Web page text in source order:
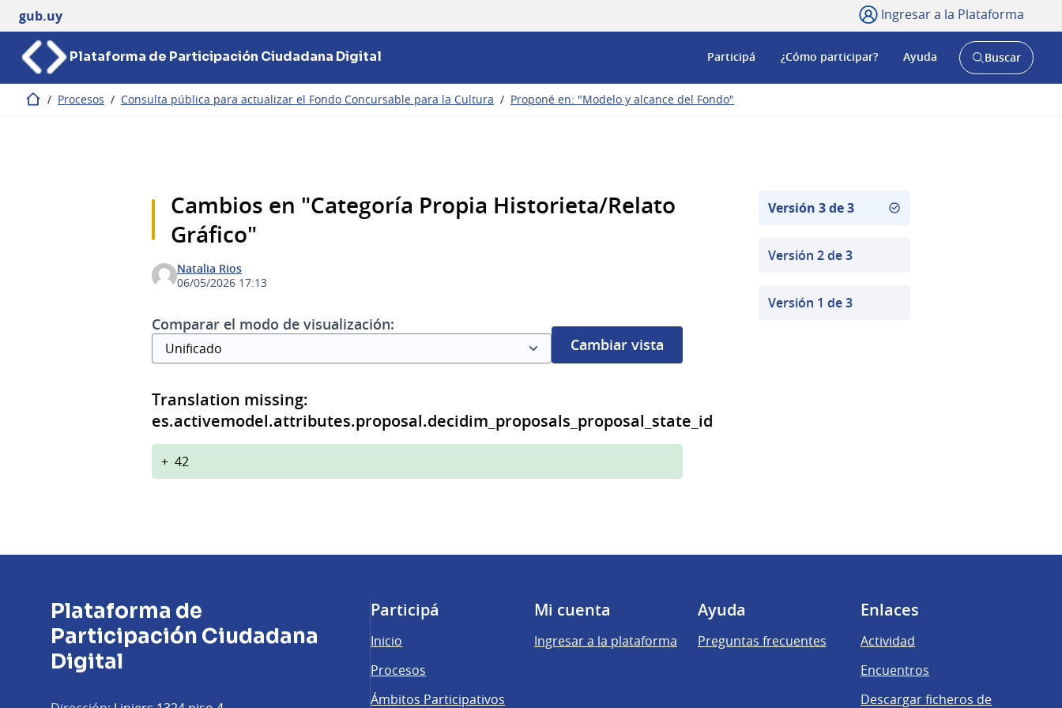
gub.uy Ingresar a la Plataforma
Plataforma de Participación Ciudadana Digital Participá ¿Cómo participar? Ayuda
AbrirBuscar
Inicio / Procesos / Consulta pública para actualizar el Fondo Concursable para la Cultura / Proponé en: "Modelo y alcance del Fondo"
Cambios en "Categoría Propia Historieta/Relato
Gráfico"
Natalia Rios
06/05/2026 17:13
Comparar el modo de visualización:
Cambiar vista
Translation missing:
es.activemodel.attributes.proposal.decidim_proposals_proposal_state_id
+ 42
Versión 3 de 3
Versión 2 de 3
Versión 1 de 3
Plataforma de
Participación Ciudadana
Digital
Participá
Inicio
Procesos
Ámbitos Participativos
Mi cuenta
Ingresar a la plataforma
Ayuda
Preguntas frecuentes
Enlaces
Actividad
Encuentros
Descargar ficheros de